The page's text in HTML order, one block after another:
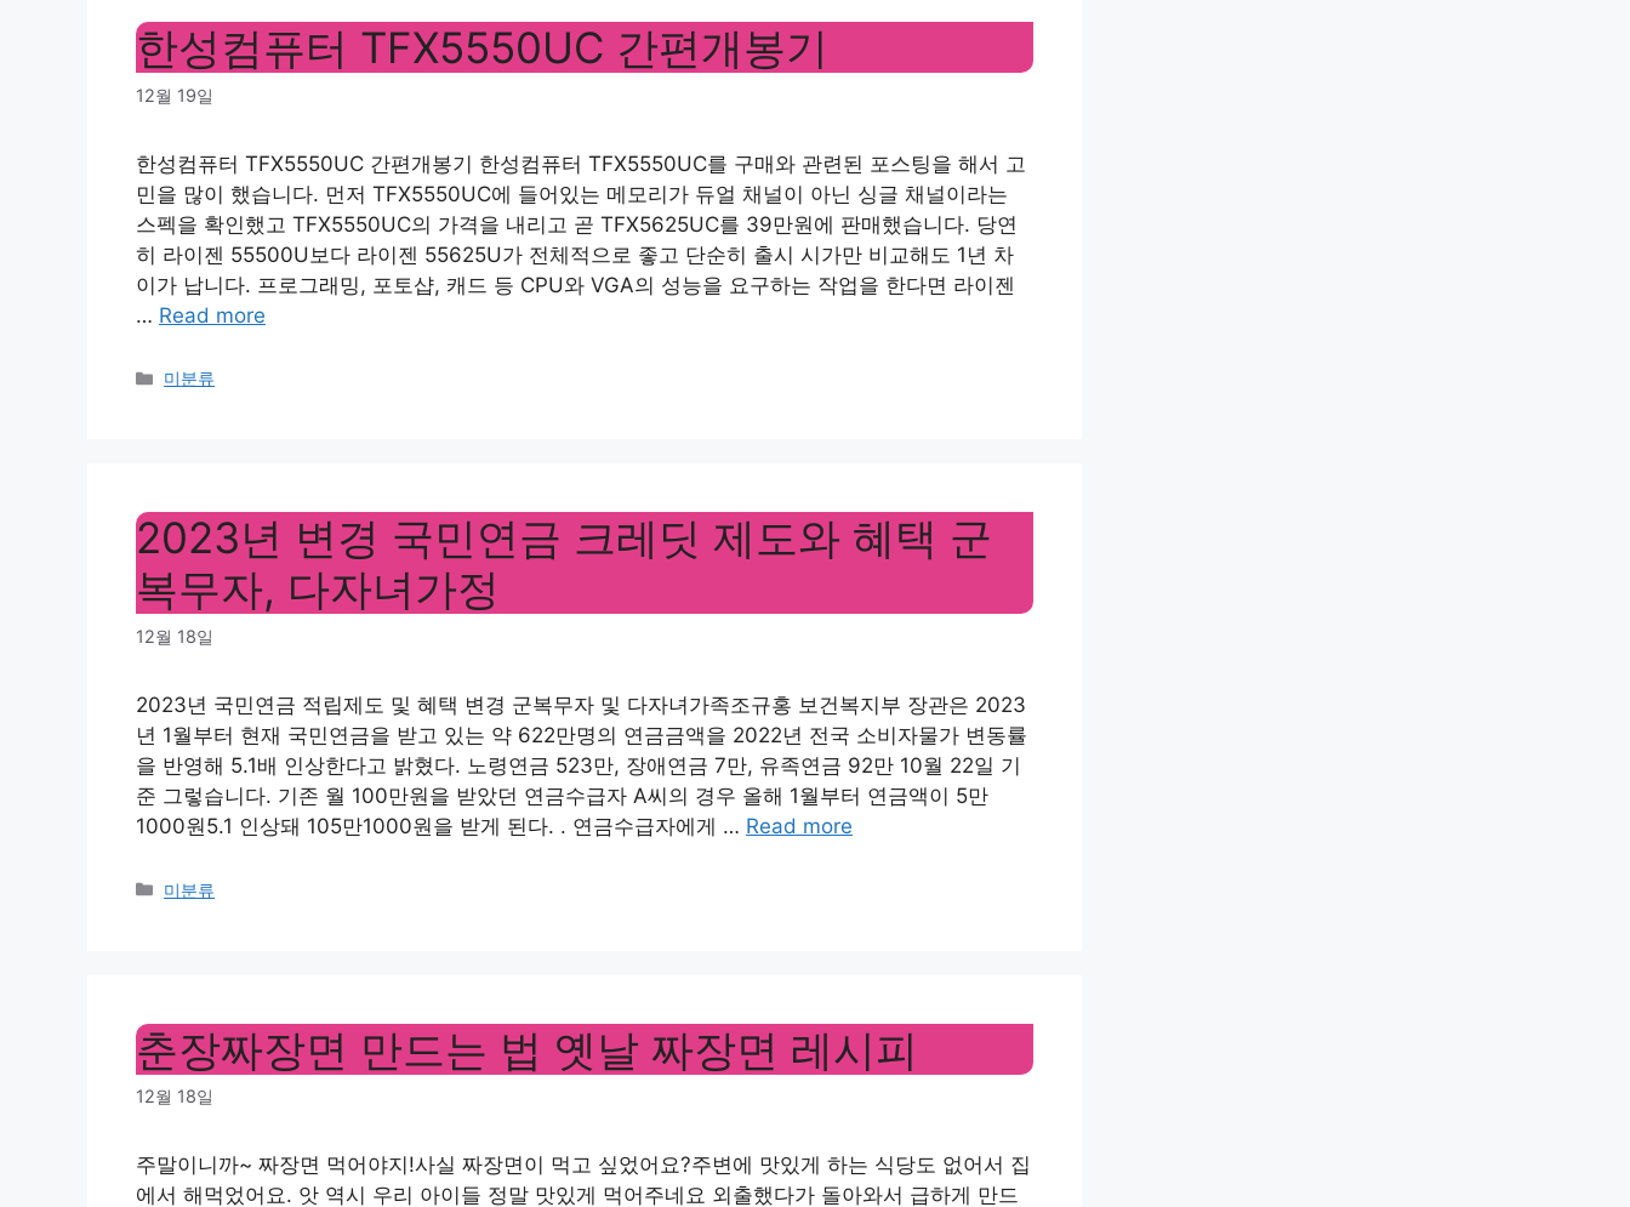
한성컴퓨터 TFX5550UC 간편개봉기
12월 19일
한성컴퓨터 TFX5550UC 간편개봉기 한성컴퓨터 TFX5550UC를 구매와 관련된 포스팅을 해서 고
민을 많이 했습니다. 먼저 TFX5550UC에 들어있는 메모리가 듀얼 채널이 아닌 싱글 채널이라는
스펙을 확인했고 TFX5550UC의 가격을 내리고 곧 TFX5625UC를 39만원에 판매했습니다. 당연
히 라이젠 55500U보다 라이젠 55625U가 전체적으로 좋고 단순히 출시 시가만 비교해도 1년 차
이가 납니다. 프로그래밍, 포토샵, 캐드 등 CPU와 VGA의 성능을 요구하는 작업을 한다면 라이젠
… Read more
Categories
미분류
2023년 변경 국민연금 크레딧 제도와 혜택 군
복무자, 다자녀가정
12월 18일
2023년 국민연금 적립제도 및 혜택 변경 군복무자 및 다자녀가족조규홍 보건복지부 장관은 2023
년 1월부터 현재 국민연금을 받고 있는 약 622만명의 연금금액을 2022년 전국 소비자물가 변동률
을 반영해 5.1배 인상한다고 밝혔다. 노령연금 523만, 장애연금 7만, 유족연금 92만 10월 22일 기
준 그렇습니다. 기존 월 100만원을 받았던 연금수급자 A씨의 경우 올해 1월부터 연금액이 5만
1000원5.1 인상돼 105만1000원을 받게 된다. . 연금수급자에게 … Read more
Categories
미분류
춘장짜장면 만드는 법 옛날 짜장면 레시피
12월 18일
주말이니까~ 짜장면 먹어야지!사실 짜장면이 먹고 싶었어요?주변에 맛있게 하는 식당도 없어서 집
에서 해먹었어요. 앗 역시 우리 아이들 정말 맛있게 먹어주네요 외출했다가 돌아와서 급하게 만드